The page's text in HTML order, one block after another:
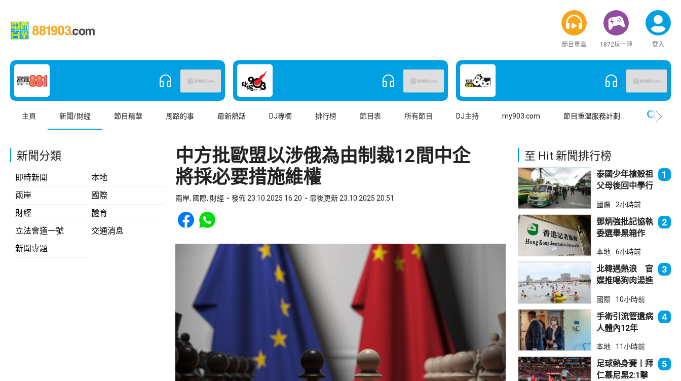
節目重溫 1872玩一陣 登入
主頁 新聞/財經 節目精華 馬路的事 最新熱話 DJ專欄 排行榜 節目表 所有節目 DJ主持 my903.com 節目重溫服務計劃
新聞分類
即時新聞
本地
兩岸
國際
財經
體育
立法會道一號
交通消息
新聞專題
中方批歐盟以涉俄為由制裁12間中企
將採必要措施維權
兩岸, 國際, 財經 發佈 23.10.2025 16:20 最後更新 23.10.2025 20:51
Share to Facebook
Share to WhatsApp
至 Hit 新聞排行榜
泰國少年槍殺祖
父母後回中學行
死23傷
1
國際 2小時前
鄧炳強批記協執
委選舉黑箱作
國安一定「釘死
你」
2
本地 6小時前
北韓遇熱浪 官
媒推喝狗肉湯進
3
國際 10小時前
手術引流管遺病
人體內12年
業失當除牌1個
月
4
本地 11小時前
足球熱身賽丨拜
仁慕尼黑2:1擊
5